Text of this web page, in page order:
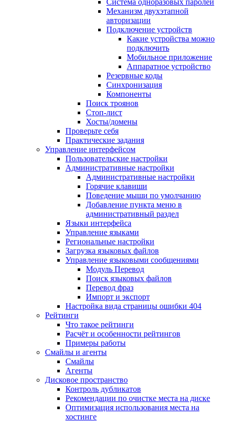
Система одноразовых паролей
Механизм двухэтапной
авторизации
Подключение устройств
Какие устройства можно
подключить
Мобильное приложение
Аппаратное устройство
Резервные коды
Синхронизация
Компоненты
Поиск троянов
Стоп-лист
Хосты/домены
Проверьте себя
Практические задания
Управление интерфейсом
Пользовательские настройки
Административные настройки
Административные настройки
Горячие клавиши
Поведение мыши по умолчанию
Добавление пункта меню в
административный раздел
Языки интерфейса
Управление языками
Региональные настройки
Загрузка языковых файлов
Управление языковыми сообщениями
Mодуль Перевод
Поиск языковых файлов
Перевод фраз
Импорт и экспорт
Настройка вида страницы ошибки 404
Рейтинги
Что такое рейтинги
Расчёт и особенности рейтингов
Примеры работы
Смайлы и агенты
Смайлы
Агенты
Дисковое пространство
Контроль дубликатов
Рекомендации по очистке места на диске
Оптимизация использования места на
хостинге